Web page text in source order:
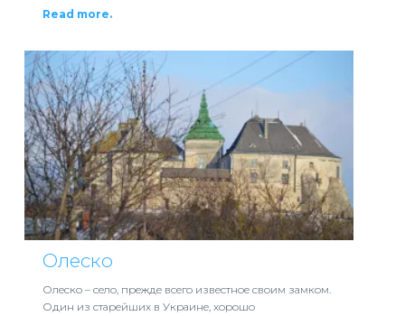
Read more.
Олеско
Олеско – село, прежде всего известное своим замком.
Один из старейших в Украине, хорошо